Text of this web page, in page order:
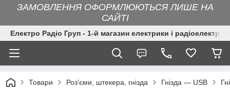
ЗАМОВЛЕННЯ ОФОРМЛЮЮТЬСЯ ЛИШЕ НА
САЙТІ
Електро Радіо Груп - 1-й магазин електрики і
Товари Роз'єми, штекера, гнізда Гнізда — USB